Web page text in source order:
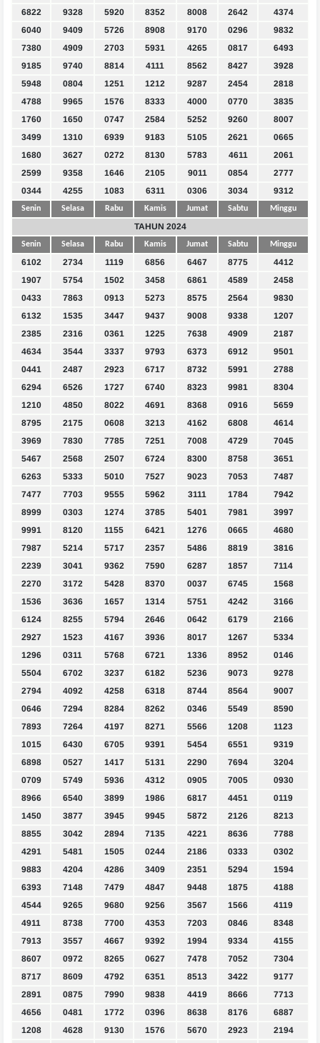
6822
9328 5920 8352 8008 2642
4374
6040
9409 5726 8908 9170 0296
9832
7380
4909 2703 5931 4265 0817
6493
9185
9740 8814 4111 8562 8427
3928
5948
0804 1251 1212 9287 2454
2818
4788
9965 1576 8333 4000 0770
3835
1760
1650 0747 2584 5252 9260
8007
3499
1310 6939 9183 5105 2621
0665
1680
3627 0272 8130 5783 4611
2061
2599
9358 1646 2105 9011 0854
2777
0344
4255 1083 6311 0306 3034 9312
Senin Selasa Rabu Kamis Jumat Sabtu Minggu
TAHUN 2024
Senin Selasa Rabu Kamis Jumat Sabtu Minggu
6102 2734 1119 6856 6467 8775
4412
1907
5754 1502 3458 6861 4589
2458
0433
7863 0913 5273 8575 2564
9830
6132
1535 3447 9437 9008 9338
1207
2385
2316 0361 1225 7638 4909
2187
4634
3544 3337 9793 6373 6912
9501
0441
2487 2923 6717 8732 5991
2788
6294
6526 1727 6740 8323 9981
8304
1210
4850 8022 4691 8368 0916
5659
8795
2175 0608 3213 4162 6808
4614
3969
7830 7785 7251 7008 4729
7045
5467
2568 2507 6724 8300 8758
3651
6263
5333 5010 7527 9023 7053
7487
7477
7703 9555 5962 3111 1784
7942
8999
0303 1274 3785 5401 7981
3997
9991
8120 1155 6421 1276 0665
4680
7987
5214 5717 2357 5486 8819
3816
2239
3041 9362 7590 6287 1857
7114
2270
3172 5428 8370 0037 6745
1568
1536
3636 1657 1314 5751 4242
3166
6124
8255 5794 2646 0642 6179
2166
2927
1523 4167 3936 8017 1267
5334
1296
0311 5768 6721 1336 8952
0146
5504
6702 3237 6182 5236 9073
9278
2794
4092 4258 6318 8744 8564
9007
0646
7294 8284 8262 0346 5549
8590
7893
7264 4197 8271 5566 1208
1123
1015
6430 6705 9391 5454 6551
9319
6898
0527 1417 5131 2290 7694
3204
0709
5749 5936 4312 0905 7005
0930
8966
6540 3899 1986 6817 4451
0119
1450
3877 3945 9945 5872 2126
8213
8855
3042 2894 7135 4221 8636
7788
4291
5481 1505 0244 2186 0333
0302
9883
4204 4286 3409 2351 5294
1594
6393
7148 7479 4847 9448 1875
4188
4544
9265 9680 9256 3567 1566
4119
4911
8738 7700 4353 7203 0846
8348
7913
3557 4667 9392 1994 9334
4155
8607
0972 8265 0627 7478 7052
7304
8717
8609 4792 6351 8513 3422
9177
2891
0875 7990 9838 4419 8666
7713
4656
0481 1772 0396 8638 8176
6887
1208
4628 9130 1576 5670 2923
2194